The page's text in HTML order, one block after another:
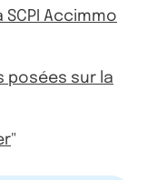
Accimmo
posées sur la
"